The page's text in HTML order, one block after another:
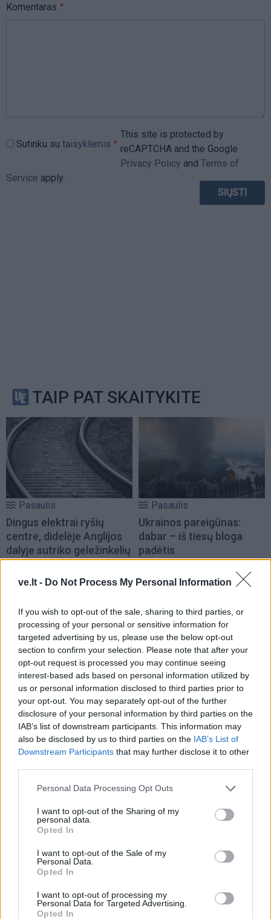
ve.lt - Do Not Process My Personal Information
If you wish to opt-out of the sale, sharing to third parties, or
processing of your personal or sensitive information for
targeted advertising by us, please use the below opt-out
section to confirm your selection. Please note that after your
opt-out request is processed you may continue seeing
interest-based ads based on personal information utilized by
us or personal information disclosed to third parties prior to
your opt-out. You may separately opt-out of the further
disclosure of your personal information by third parties on the
IAB’s list of downstream participants. This information may
also be disclosed by us to third parties on the IAB’s List of
Downstream Participants that may further disclose it to other
Personal Data Processing Opt Outs
I want to opt-out of the Sharing of my
personal data.
Opted In
I want to opt-out of the Sale of my
Personal Data.
Opted In
I want to opt-out of processing my
Personal Data for Targeted Advertising.
Opted In
Komentaras
Sutinku su taisyklėmis
This site is protected by
reCAPTCHA and the Google
Privacy Policy and Terms of
Service apply.
TAIP PAT SKAITYKITE
Pasaulis
Dingus elektrai ryšių
centre, didelėje Anglijos
dalyje sutriko geležinkelių
eismas
Pasaulis
Ukrainos pareigūnas:
dabar – iš tiesų bloga
padėtis
Pasaulis
Naujas krateris Mėnulyje:
„SpaceX“ raketos liekana
rėžėsi į Žemės palydovą
Pasaulis
Netoli Omano krantų
bręsta ekologinė
katastrofa – iš tanklaivio
liejasi nafta
Pasaulis
Po visą naktį trukusių
paieškų Italijos šiukšlyne
rastas milijoną laimėjęs
loterijos bilietas
Nusekus Dunojui, iškilo
Antrojo pasaulinio karo